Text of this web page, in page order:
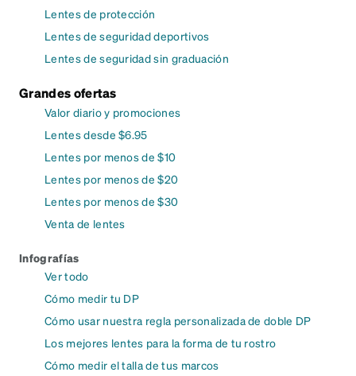
Lentes de protección
Lentes de seguridad deportivos
Lentes de seguridad sin graduación
Grandes ofertas
Valor diario y promociones
Lentes desde $6.95
Lentes por menos de $10
Lentes por menos de $20
Lentes por menos de $30
Venta de lentes
Infografías
Ver todo
Cómo medir tu DP
Cómo usar nuestra regla personalizada de doble DP
Los mejores lentes para la forma de tu rostro
Cómo medir el talla de tus marcos